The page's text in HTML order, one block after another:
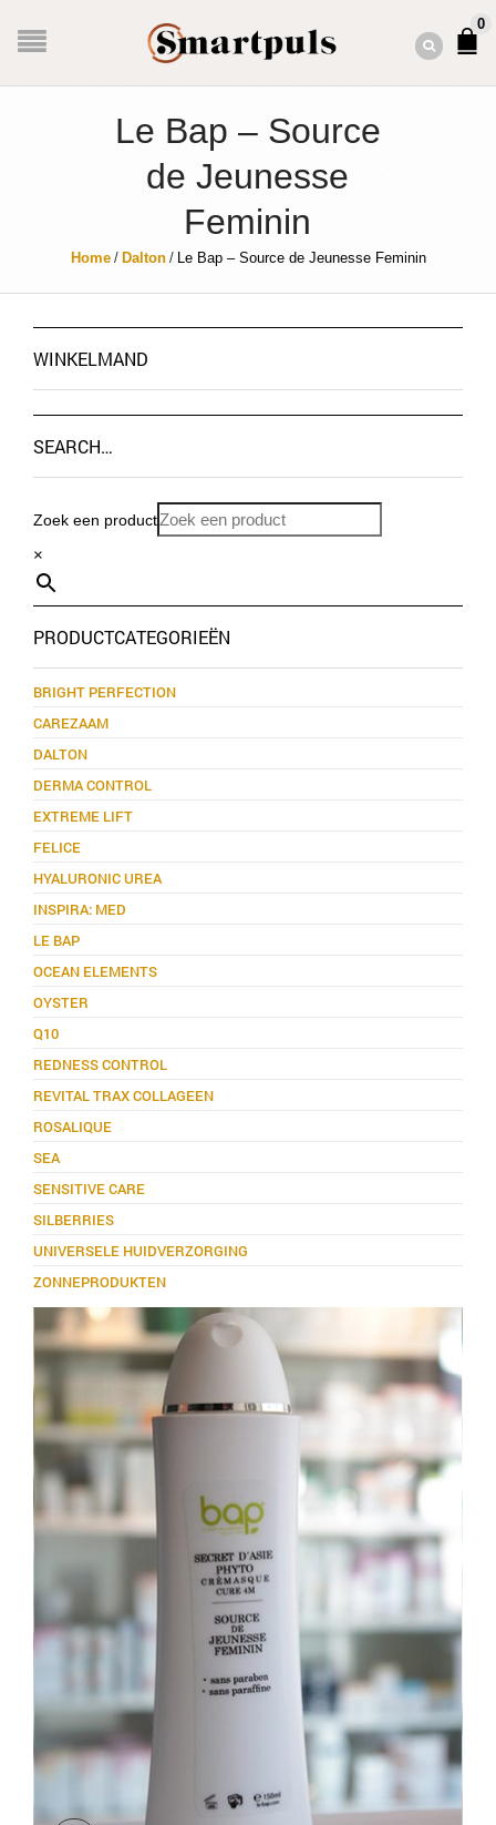
0
Le Bap – Source
de Jeunesse
Feminin
Home / Dalton / Le Bap – Source de Jeunesse Feminin
WINKELMAND
SEARCH…
Zoek een product
×
PRODUCTCATEGORIEËN
BRIGHT PERFECTION
CAREZAAM
DALTON
DERMA CONTROL
EXTREME LIFT
FELICE
HYALURONIC UREA
INSPIRA: MED
LE BAP
OCEAN ELEMENTS
OYSTER
Q10
REDNESS CONTROL
REVITAL TRAX COLLAGEEN
ROSALIQUE
SEA
SENSITIVE CARE
SILBERRIES
UNIVERSELE HUIDVERZORGING
ZONNEPRODUKTEN